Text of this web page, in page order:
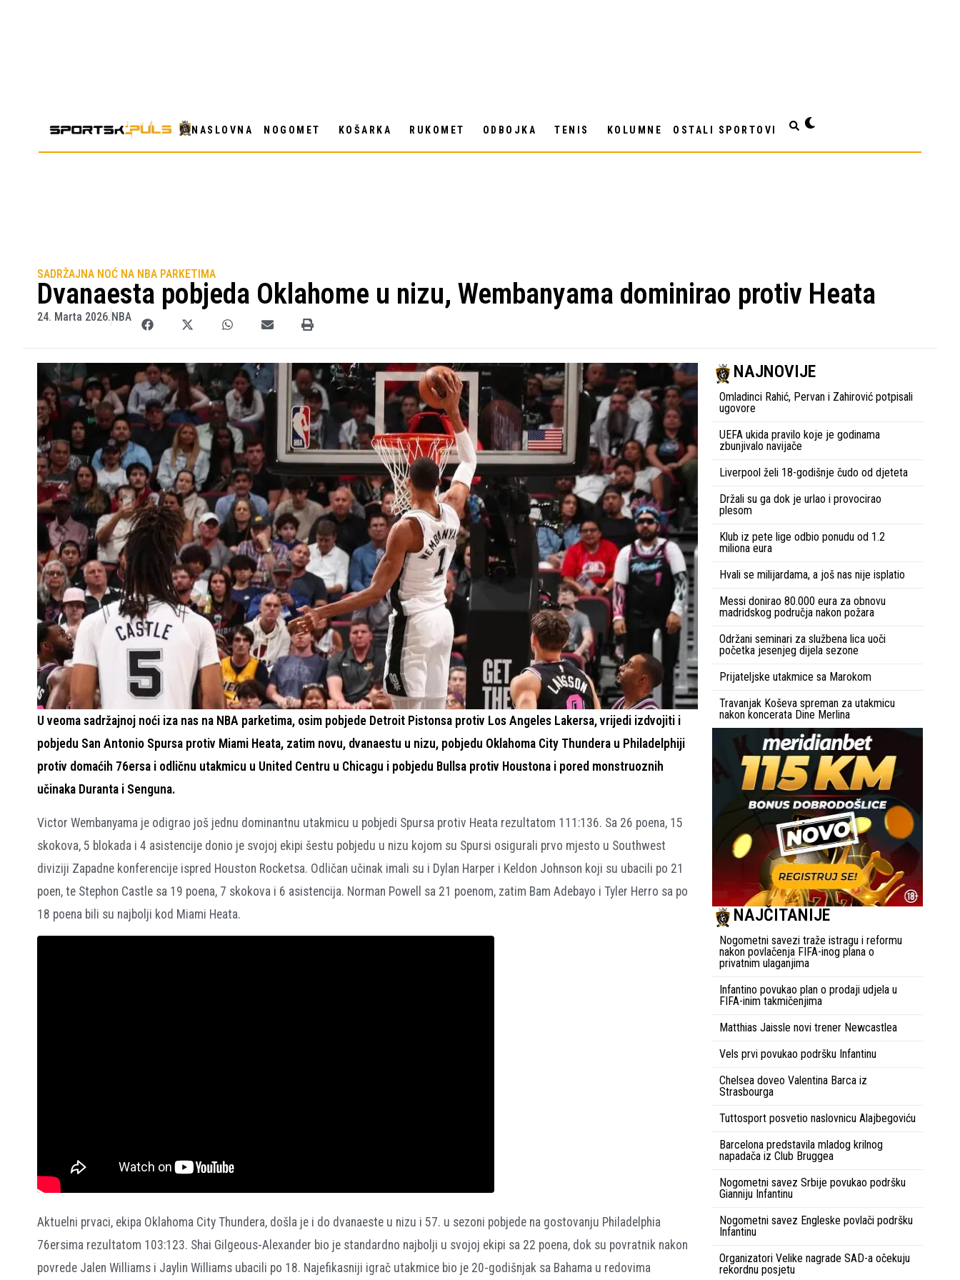
NASLOVNA NOGOMET KOŠARKA RUKOMET ODBOJKA TENIS KOLUMNE OSTALI SPORTOVI
SADRŽAJNA NOĆ NA NBA PARKETIMA
Dvanaesta pobjeda Oklahome u nizu, Wembanyama dominirao protiv Heata
24. Marta 2026.NBA
U veoma sadržajnoj noći iza nas na NBA parketima, osim pobjede Detroit Pistonsa protiv Los Angeles Lakersa, vrijedi izdvojiti i
pobjedu San Antonio Spursa protiv Miami Heata, zatim novu, dvanaestu u nizu, pobjedu Oklahoma City Thundera u Philadelphiji
protiv domaćih 76ersa i odličnu utakmicu u United Centru u Chicagu i pobjedu Bullsa protiv Houstona i pored monstruoznih
učinaka Duranta i Senguna.
Victor Wembanyama je odigrao još jednu dominantnu utakmicu u pobjedi Spursa protiv Heata rezultatom 111:136. Sa 26 poena, 15
skokova, 5 blokada i 4 asistencije donio je svojoj ekipi šestu pobjedu u nizu kojom su Spursi osigurali prvo mjesto u Southwest
diviziji Zapadne konferencije ispred Houston Rocketsa. Odličan učinak imali su i Dylan Harper i Keldon Johnson koji su ubacili po 21
poen, te Stephon Castle sa 19 poena, 7 skokova i 6 asistencija. Norman Powell sa 21 poenom, zatim Bam Adebayo i Tyler Herro sa po
18 poena bili su najbolji kod Miami Heata.
Aktuelni prvaci, ekipa Oklahoma City Thundera, došla je i do dvanaeste u nizu i 57. u sezoni pobjede na gostovanju Philadelphia
76ersima rezultatom 103:123. Shai Gilgeous-Alexander bio je standardno najbolji u svojoj ekipi sa 22 poena, dok su povratnik nakon
povrede Jalen Williams i Jaylin Williams ubacili po 18. Najefikasniji igrač utakmice bio je 20-godišnjak sa Bahama u redovima
NAJNOVIJE
Omladinci Rahić, Pervan i Zahirović potpisali
ugovore
UEFA ukida pravilo koje je godinama
zbunjivalo navijače
Liverpool želi 18-godišnje čudo od djeteta
Držali su ga dok je urlao i provocirao
plesom
Klub iz pete lige odbio ponudu od 1.2
miliona eura
Hvali se milijardama, a još nas nije isplatio
Messi donirao 80.000 eura za obnovu
madridskog područja nakon požara
Održani seminari za službena lica uoči
početka jesenjeg dijela sezone
Prijateljske utakmice sa Marokom
Travanjak Koševa spreman za utakmicu
nakon koncerata Dine Merlina
NAJČITANIJE
Nogometni savezi traže istragu i reformu
nakon povlačenja FIFA-inog plana o
privatnim ulaganjima
Infantino povukao plan o prodaji udjela u
FIFA-inim takmičenjima
Matthias Jaissle novi trener Newcastlea
Vels prvi povukao podršku Infantinu
Chelsea doveo Valentina Barca iz
Strasbourga
Tuttosport posvetio naslovnicu Alajbegoviću
Barcelona predstavila mladog krilnog
napadača iz Club Bruggea
Nogometni savez Srbije povukao podršku
Gianniju Infantinu
Nogometni savez Engleske povlači podršku
Infantinu
Organizatori Velike nagrade SAD-a očekuju
rekordnu posjetu